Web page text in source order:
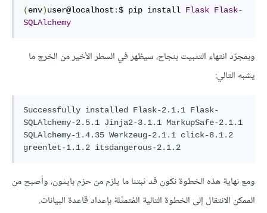
(env)user@localhost :$ pip install Flask Flask-
SQLAlchemy
وبمجرّد انتهاء التثبيت بنجاح، سيظهر في السطر الأخير من الخرج ما
يشبه التالي:
Successfully installed Flask-2.1.1 Flask-
SQLAlchemy-2.5.1 Jinja2-3.1.1 MarkupSafe-2.1.1
SQLAlchemy-1.4.35 Werkzeug-2.1.1 click-8.1.2
greenlet-1.1.2 itsdangerous-2.1.2
ومع نهاية هذه الخطوة نكون قد ثبتنا ما يلزم من حزم بايثون، وأصبح من
الممكن الانتقال إلى الخطوة التالية المُتمثّلة بإعداد قاعدة البيانات.